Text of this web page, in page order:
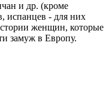
и др. (кроме
испанцев - для них
женщин, которые
замуж в Европу.